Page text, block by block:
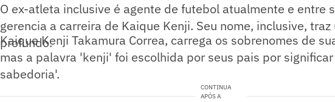
O ex-atleta inclusive é agente de futebol atualmente e entre
gerencia a carreira de Kaique Kenji. Seu nome, inclusive,
profundo.
Kaique Kenji Takamura Correa, carrega os sobrenomes de
mas a palavra 'kenji' foi escolhida por seus pais por
sabedoria'.
CONTINUA
APÓS A